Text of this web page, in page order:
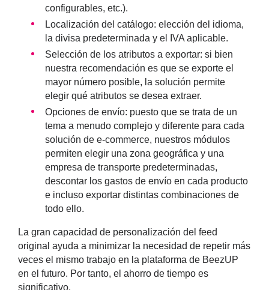
configurables, etc.).
Localización del catálogo: elección del idioma,
la divisa predeterminada y el IVA aplicable.
Selección de los atributos a exportar: si bien
nuestra recomendación es que se exporte el
mayor número posible, la solución permite
elegir qué atributos se desea extraer.
Opciones de envío: puesto que se trata de un
tema a menudo complejo y diferente para cada
solución de e-commerce, nuestros módulos
permiten elegir una zona geográfica y una
empresa de transporte predeterminadas,
descontar los gastos de envío en cada producto
e incluso exportar distintas combinaciones de
todo ello.
La gran capacidad de personalización del feed
original ayuda a minimizar la necesidad de repetir más
veces el mismo trabajo en la plataforma de BeezUP
en el futuro. Por tanto, el ahorro de tiempo es
significativo.